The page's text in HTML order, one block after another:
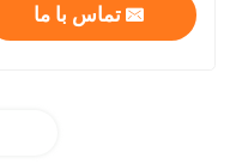
تماس با ما